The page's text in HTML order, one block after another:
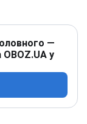
—
у